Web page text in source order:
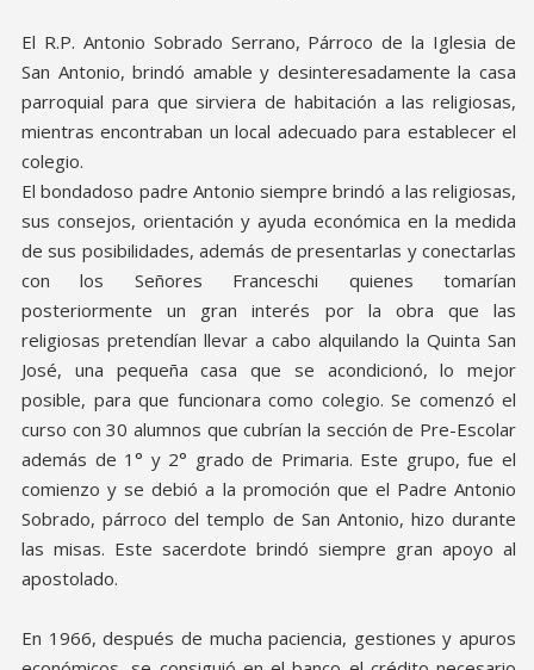
El R.P. Antonio Sobrado Serrano, Párroco de la Iglesia de
San Antonio, brindó amable y desinteresadamente la casa
parroquial para que sirviera de habitación a las religiosas,
mientras encontraban un local adecuado para establecer el
colegio.
El bondadoso padre Antonio siempre brindó a las religiosas,
sus consejos, orientación y ayuda económica en la medida
de sus posibilidades, además de presentarlas y conectarlas
con los Señores Franceschi quienes tomarían
posteriormente un gran interés por la obra que las
religiosas pretendían llevar a cabo alquilando la Quinta San
José, una pequeña casa que se acondicionó, lo mejor
posible, para que funcionara como colegio. Se comenzó el
curso con 30 alumnos que cubrían la sección de Pre-Escolar
además de 1° y 2° grado de Primaria. Este grupo, fue el
comienzo y se debió a la promoción que el Padre Antonio
Sobrado, párroco del templo de San Antonio, hizo durante
las misas. Este sacerdote brindó siempre gran apoyo al
apostolado.
En 1966, después de mucha paciencia, gestiones y apuros